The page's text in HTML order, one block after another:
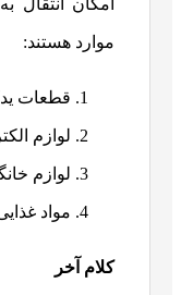
امکان انتقال
موارد هستند:
قطعات
لوازم
لوازم
مواد
کلام آخر